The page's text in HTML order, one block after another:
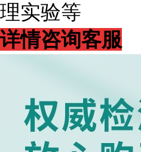
理实验等
详情咨询客服